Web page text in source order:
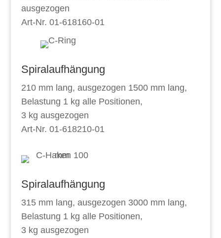
ausgezogen
Art-Nr. 01-618160-01
Spiralaufhängung
210 mm lang, ausgezogen 1500 mm lang,
Belastung 1 kg alle Positionen,
3 kg ausgezogen
Art-Nr. 01-618210-01
Spiralaufhängung
315 mm lang, ausgezogen 3000 mm lang,
Belastung 1 kg alle Positionen,
3kg ausgezogen